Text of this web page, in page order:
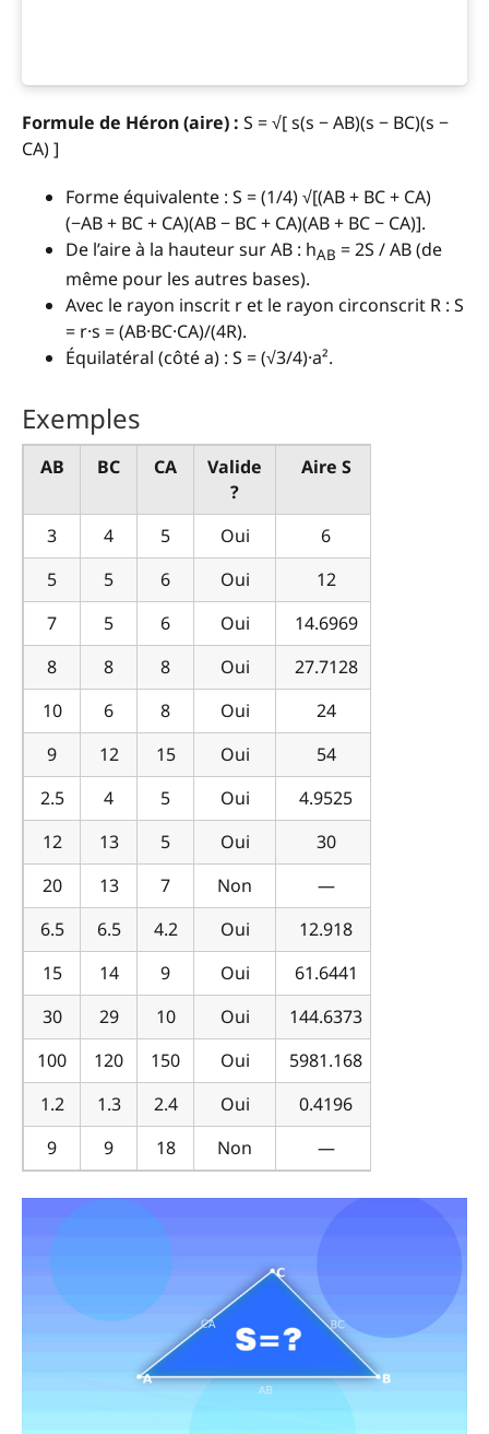
Formule de Héron (aire) : S = √[ s(s − AB)(s − BC)(s −
CA) ]
Forme équivalente : S = (1/4) √[(AB + BC + CA)
(−AB + BC + CA)(AB − BC + CA)(AB + BC − CA)].
De l’aire à la hauteur sur AB : hAB = 2S / AB (de
même pour les autres bases).
Avec le rayon inscrit r et le rayon circonscrit R : S
= r·s = (AB·BC·CA)/(4R).
Équilatéral (côté a) : S = (√3/4)·a².
Exemples
AB BC CA
Valide
?
Aire S
3 4 5 Oui
6
5
5 6 Oui
12
7
5 6 Oui
14.6969
8
8 8 Oui
27.7128
10
6 8 Oui
24
9
12 15 Oui
54
2.5
4 5 Oui
4.9525
12
13 5 Oui
30
20
13 7 Non
—
6.5
6.5 4.2 Oui
12.918
15
14 9 Oui
61.6441
30
29 10 Oui
144.6373
100
120 150 Oui
5981.168
1.2
1.3 2.4 Oui
0.4196
9
9 18 Non —